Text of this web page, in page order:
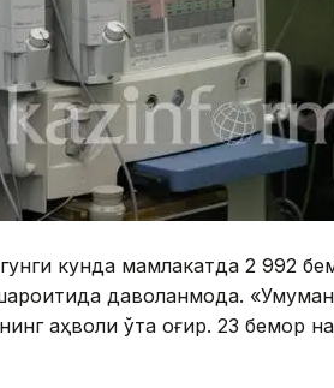
кунда мамлакатда 2 992
даволанмоқда.
аҳволи ўта оғир. 23 бемор